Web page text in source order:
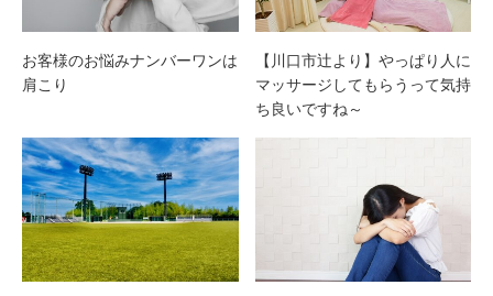
お客様のお悩みナンバーワンは
肩こり
【川口市辻より】やっぱり人に
マッサージしてもらうって気持
ち良いですね～